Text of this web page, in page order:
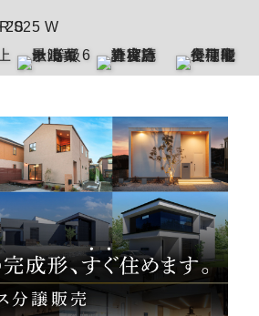
～20:00 定休日／年末年始
プで電話をかける